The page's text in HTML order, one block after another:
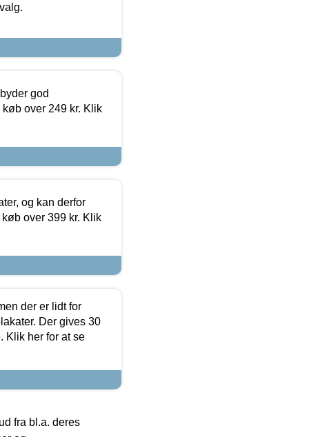
god
over 249 kr. Klik
og kan derfor
over 399 kr. Klik
der er lidt for
Der gives 30
Klik her for at se
fra bl.a. deres